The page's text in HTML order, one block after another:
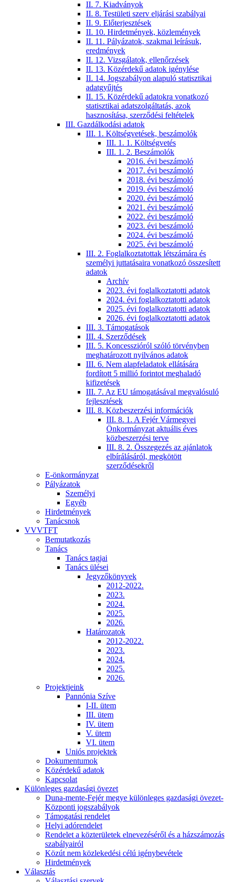
II. 7. Kiadványok
II. 8. Testületi szerv eljárási szabályai
II. 9. Előterjesztések
II. 10. Hirdetmények, közlemények
II. 11. Pályázatok, szakmai leírásuk,
eredmények
II. 12. Vizsgálatok, ellenőrzések
II. 13. Közérdekű adatok igénylése
II. 14. Jogszabályon alapuló statisztikai
adatgyűjtés
II. 15. Közérdekű adatokra vonatkozó
statisztikai adatszolgáltatás, azok
hasznosítása, szerződési feltételek
III. Gazdálkodási adatok
III. 1. Költségvetések, beszámolók
III. 1. 1. Költségvetés
III. 1. 2. Beszámolók
2016. évi beszámoló
2017. évi beszámoló
2018. évi beszámoló
2019. évi beszámoló
2020. évi beszámoló
2021. évi beszámoló
2022. évi beszámoló
2023. évi beszámoló
2024. évi beszámoló
2025. évi beszámoló
III. 2. Foglalkoztatottak létszámára és
személyi juttatásaira vonatkozó összesített
adatok
Archív
2023. évi foglalkoztatotti adatok
2024. évi foglalkoztatotti adatok
2025. évi foglalkoztatotti adatok
2026. évi foglalkoztatotti adatok
III. 3. Támogatások
III. 4. Szerződések
III. 5. Koncesszióról szóló törvényben
meghatározott nyilvános adatok
III. 6. Nem alapfeladatok ellátására
fordított 5 millió forintot meghaladó
kifizetések
III. 7. Az EU támogatásával megvalósuló
fejlesztések
III. 8. Közbeszerzési információk
III. 8. 1. A Fejér Vármegyei
Önkormányzat aktuális éves
közbeszerzési terve
III. 8. 2. Összegezés az ajánlatok
elbírálásáról, megkötött
szerződésekről
E-önkormányzat
Pályázatok
Személyi
Egyéb
Hirdetmények
Tanácsnok
VVVTFT
Bemutatkozás
Tanács
Tanács tagjai
Tanács ülései
Jegyzőkönyvek
2012-2022.
2023.
2024.
2025.
2026.
Határozatok
2012-2022.
2023.
2024.
2025.
2026.
Projektjeink
Pannónia Szíve
I-II. ütem
III. ütem
IV. ütem
V. ütem
VI. ütem
Uniós projektek
Dokumentumok
Közérdekű adatok
Kapcsolat
Különleges gazdasági övezet
Duna-mente-Fejér megye különleges gazdasági övezet-
Központi jogszabályok
Támogatási rendelet
Helyi adórendelet
Rendelet a közterületek elnevezéséről és a házszámozás
szabályairól
Közút nem közlekedési célú igénybevétele
Hirdetmények
Választás